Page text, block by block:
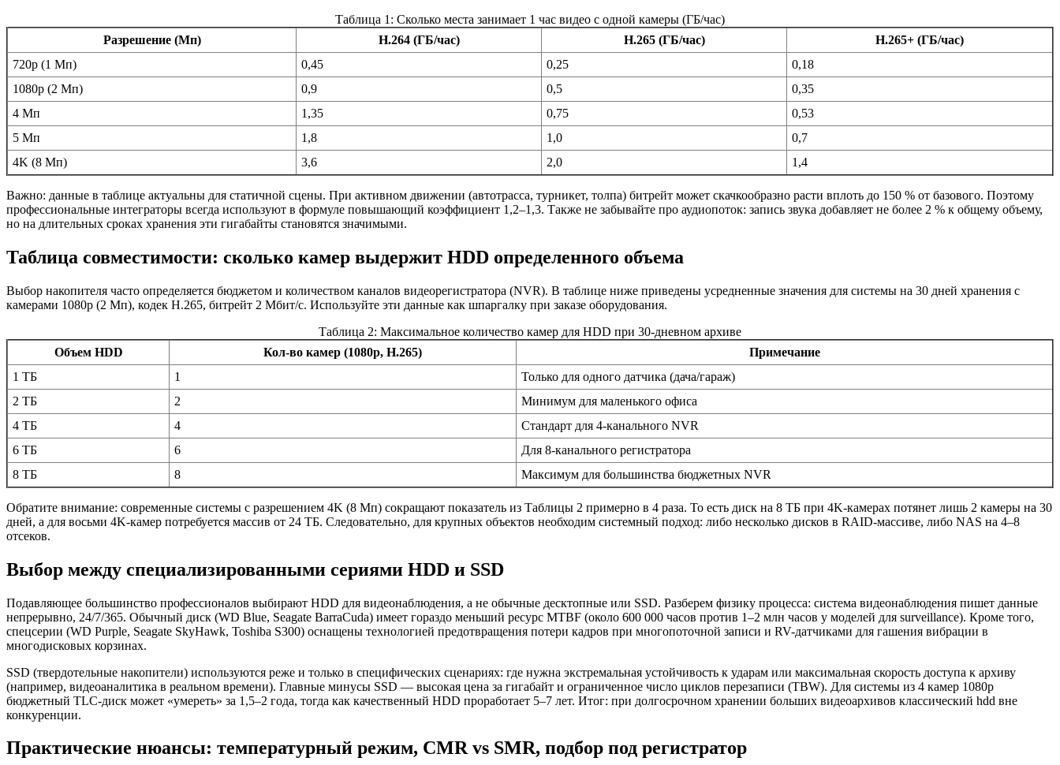
Таблица 1: Сколько места занимает 1 час видео с одной камеры (ГБ/час)
Разрешение (Мп)
H.264 (ГБ/час) H.265 (ГБ/час)
H.265+ (ГБ/час)
720p (1 Мп)
0,45 0,25
0,18
1080p (2 Мп)
0,9 0,5
0,35
4 Мп
1,35 0,75
0,53
5 Мп
1,8 1,0
0,7
4K (8 Мп)
3,6 2,0 1,4
Важно: данные в таблице актуальны для статичной сцены. При активном движении (автотрасса, турникет, толпа) битрейт может скачкообразно расти вплоть до 150 % от базового. Поэтому
профессиональные интеграторы всегда используют в формуле повышающий коэффициент 1,2–1,3. Также не забывайте про аудиопоток: запись звука добавляет не более 2 % к общему объему,
но на длительных сроках хранения эти гигабайты становятся значимыми.
Таблица совместимости: сколько камер выдержит HDD определенного объема
Выбор накопителя часто определяется бюджетом и количеством каналов видеорегистратора (NVR). В таблице ниже приведены усредненные значения для системы на 30 дней хранения с
камерами 1080p (2 Мп), кодек H.265, битрейт 2 Мбит/с. Используйте эти данные как шпаргалку при заказе оборудования.
Таблица 2: Максимальное количество камер для HDD при 30-дневном архиве
Объем HDD
Кол-во камер (1080p, H.265)
Примечание
1 ТБ
1
Только для одного датчика (дача/гараж)
2 ТБ
2
Минимум для маленького офиса
4 ТБ
4
Стандарт для 4-канального NVR
6 ТБ
6
Для 8-канального регистратора
8 ТБ
8 Максимум для большинства бюджетных NVR
Обратите внимание: современные системы с разрешением 4K (8 Мп) сокращают показатель из Таблицы 2 примерно в 4 раза. То есть диск на 8 ТБ при 4K-камерах потянет лишь 2 камеры на 30
дней, а для восьми 4K-камер потребуется массив от 24 ТБ. Следовательно, для крупных объектов необходим системный подход: либо несколько дисков в RAID-массиве, либо NAS на 4–8
отсеков.
Выбор между специализированными сериями HDD и SSD
Подавляющее большинство профессионалов выбирают HDD для видеонаблюдения, а не обычные десктопные или SSD. Разберем физику процесса: система видеонаблюдения пишет данные
непрерывно, 24/7/365. Обычный диск (WD Blue, Seagate BarraCuda) имеет гораздо меньший ресурс MTBF (около 600 000 часов против 1–2 млн часов у моделей для surveillance). Кроме того,
спецсерии (WD Purple, Seagate SkyHawk, Toshiba S300) оснащены технологией предотвращения потери кадров при многопоточной записи и RV-датчиками для гашения вибрации в
многодисковых корзинах.
SSD (твердотельные накопители) используются реже и только в специфических сценариях: где нужна экстремальная устойчивость к ударам или максимальная скорость доступа к архиву
(например, видеоаналитика в реальном времени). Главные минусы SSD — высокая цена за гигабайт и ограниченное число циклов перезаписи (TBW). Для системы из 4 камер 1080p
бюджетный TLC-диск может «умереть» за 1,5–2 года, тогда как качественный HDD проработает 5–7 лет. Итог: при долгосрочном хранении больших видеоархивов классический hdd вне
конкуренции.
Практические нюансы: температурный режим, CMR vs SMR, подбор под регистратор